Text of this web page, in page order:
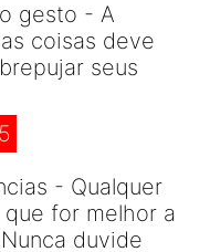
gesto - A
coisas deve
seus
- Qualquer
for melhor a
duvide